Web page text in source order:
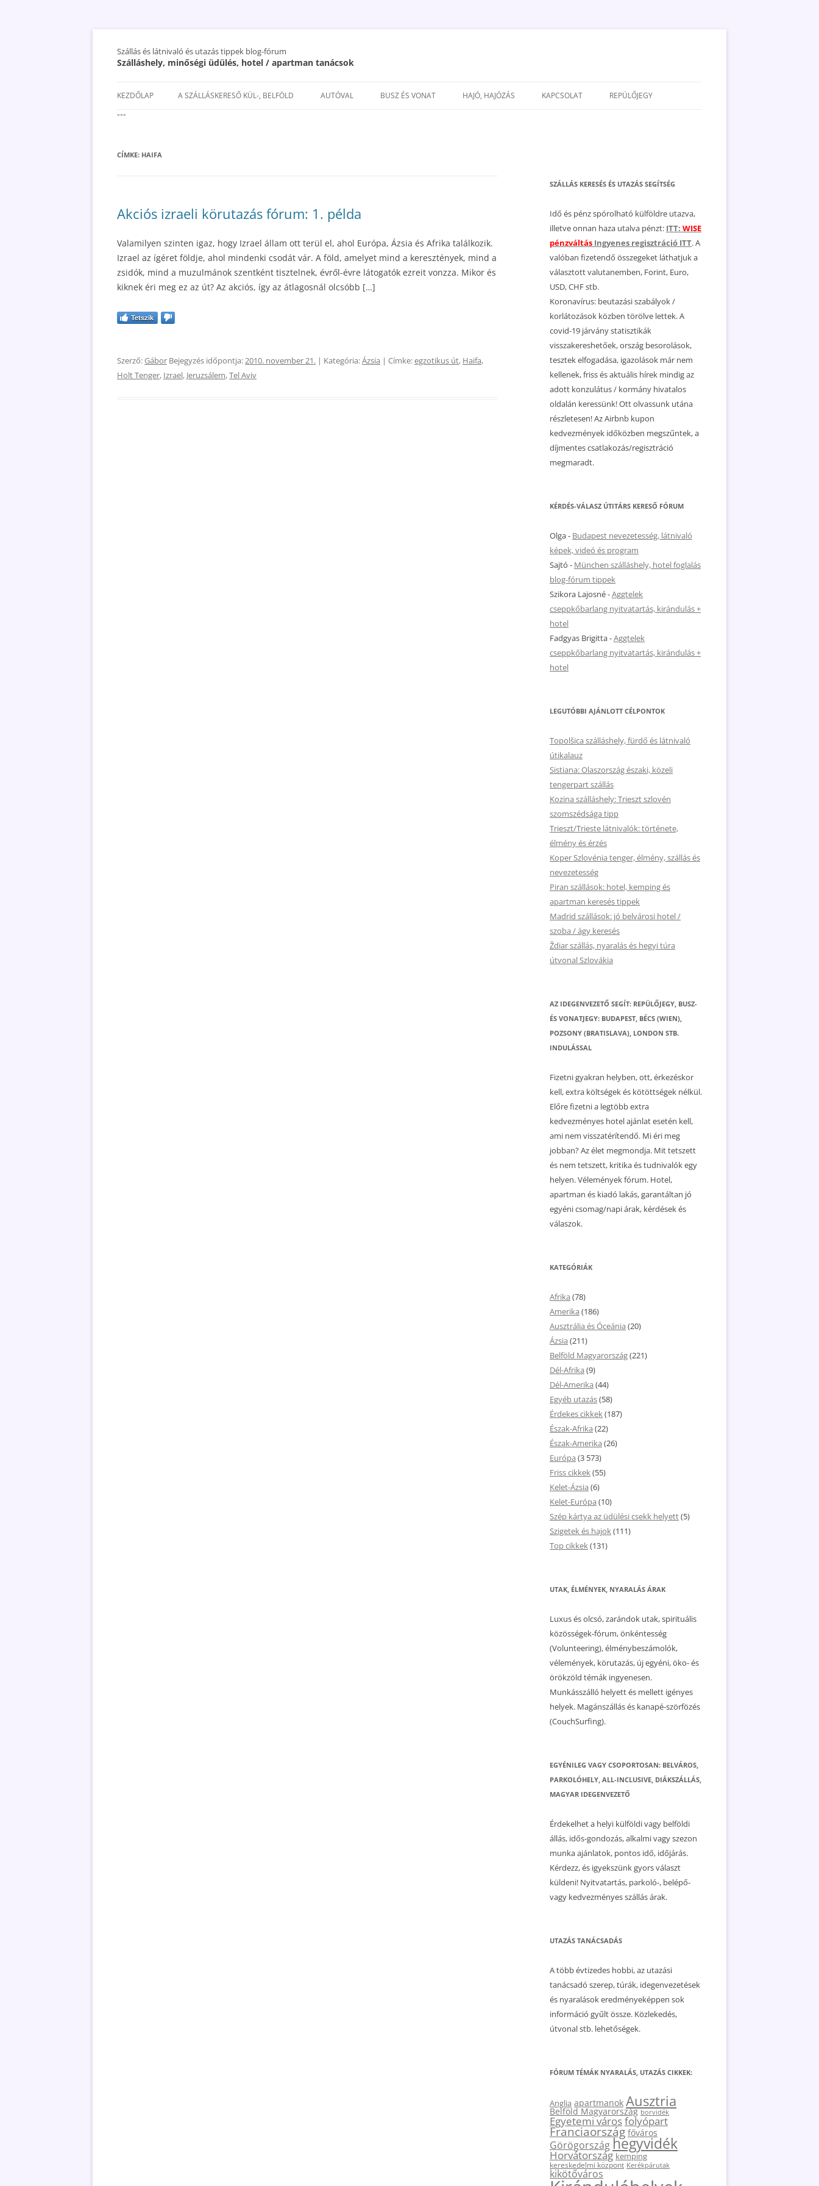
Szállás és látnivaló és utazás tippek blog-fórum
Szálláshely, minőségi üdülés, hotel / apartman tanácsok
a
KEZDŐLAP A SZÁLLÁSKERESŐ KÜL-, BELFÖLD AUTÓVAL BUSZ ÉS VONAT HAJÓ, HAJÓZÁS KAPCSOLAT REPÜLŐJEGY
---
CÍMKE: HAIFA
Akciós izraeli körutazás fórum: 1. példa
Valamilyen szinten igaz, hogy Izrael állam ott terül el, ahol Európa, Ázsia és Afrika találkozik.
Izrael az ígéret földje, ahol mindenki csodát vár. A föld, amelyet mind a keresztények, mind a
zsidók, mind a muzulmánok szentként tisztelnek, évről-évre látogatók ezreit vonzza. Mikor és
kiknek éri meg ez az út? Az akciós, így az átlagosnál olcsóbb […]
Tetszik
Szerző:Gábor Bejegyzés időpontja:2010. november 21. | Kategória:Ázsia | Címke:egzotikus út, Haifa,
Holt Tenger, Izrael, Jeruzsálem,Tel Aviv
SZÁLLÁS KERESÉS ÉS UTAZÁS SEGÍTSÉG
Idő és pénz spórolható külföldre utazva,
illetve onnan haza utalva pénzt: ITT: WISE
pénzváltás Ingyenes regisztráció ITT. A
valóban fizetendő összegeket láthatjuk a
választott valutanemben, Forint, Euro,
USD, CHF stb.
Koronavírus: beutazási szabályok /
korlátozások közben törölve lettek. A
covid-19 járvány statisztikák
visszakereshetőek, ország besorolások,
tesztek elfogadása, igazolások már nem
kellenek, friss és aktuális hírek mindig az
adott konzulátus / kormány hivatalos
oldalán keressünk! Ott olvassunk utána
részletesen! Az Airbnb kupon
kedvezmények időközben megszűntek, a
díjmentes csatlakozás/regisztráció
megmaradt.
KÉRDÉS-VÁLASZ ÚTITÁRS KERESŐ FÓRUM
Olga- Budapest nevezetesség, látnivaló
képek, videó és program
Sajtó - München szálláshely, hotel foglalás
blog-fórum tippek
Szikora Lajosné-Aggtelek
cseppkőbarlang nyitvatartás, kirándulás +
hotel
Fadgyas Brigitta-Aggtelek
cseppkőbarlang nyitvatartás, kirándulás +
hotel
LEGUTÓBBI AJÁNLOTT CÉLPONTOK
Topolšica szálláshely, fürdő és látnivaló
útikalauz
Sistiana: Olaszország északi, közeli
tengerpart szállás
Kozina szálláshely: Trieszt szlovén
szomszédsága tipp
Trieszt/Trieste látnivalók: története,
élmény és érzés
Koper Szlovénia tenger, élmény, szállás és
nevezetesség
Piran szállások: hotel, kemping és
apartman keresés tippek
Madrid szállások: jó belvárosi hotel /
szoba / ágy keresés
Ždiar szállás, nyaralás és hegyi túra
útvonal Szlovákia
AZ IDEGENVEZETŐ SEGÍT: REPÜLŐJEGY, BUSZ-
ÉS VONATJEGY: BUDAPEST, BÉCS (WIEN),
POZSONY (BRATISLAVA), LONDON STB.
INDULÁSSAL
Fizetni gyakran helyben, ott, érkezéskor
kell, extra költségek és kötöttségek nélkül.
Előre fizetni a legtöbb extra
kedvezményes hotel ajánlat esetén kell,
ami nem visszatérítendő. Mi éri meg
jobban? Az élet megmondja. Mit tetszett
és nem tetszett, kritika és tudnivalók egy
helyen. Vélemények fórum. Hotel,
apartman és kiadó lakás, garantáltan jó
egyéni csomag/napi árak, kérdések és
válaszok.
KATEGÓRIÁK
Afrika (78)
Amerika (186)
Ausztrália és Óceánia (20)
Ázsia (211)
Belföld Magyarország(221)
Dél-Afrika (9)
Dél-Amerika (44)
Egyéb utazás(58)
Érdekes cikkek(187)
Észak-Afrika (22)
Észak-Amerika (26)
Európa (3 573)
Friss cikkek(55)
Kelet-Ázsia (6)
Kelet-Európa (10)
Szép kártya az üdülési csekk helyett(5)
Szigetek és hajok(111)
Top cikkek(131)
UTAK, ÉLMÉNYEK, NYARALÁS ÁRAK
Luxus és olcsó, zarándok utak, spirituális
közösségek-fórum, önkéntesség
(Volunteering), élménybeszámolók,
vélemények, körutazás, új egyéni, öko- és
örökzöld témák ingyenesen.
Munkásszálló helyett és mellett igényes
helyek. Magánszállás és kanapé-szörfözés
(CouchSurfing).
EGYÉNILEG VAGY CSOPORTOSAN: BELVÁROS,
PARKOLÓHELY, ALL-INCLUSIVE, DIÁKSZÁLLÁS,
MAGYAR IDEGENVEZETŐ
Érdekelhet a helyi külföldi vagy belföldi
állás, idős-gondozás, alkalmi vagy szezon
munka ajánlatok, pontos idő, időjárás.
Kérdezz, és igyekszünk gyors választ
küldeni! Nyitvatartás, parkoló-, belépő-
vagy kedvezményes szállás árak.
UTAZÁS TANÁCSADÁS
A több évtizedes hobbi, az utazási
tanácsadó szerep, túrák, idegenvezetések
és nyaralások eredményeképpen sok
információ gyűlt össze. Közlekedés,
útvonal stb. lehetőségek.
FÓRUM TÉMÁK NYARALÁS, UTAZÁS CIKKEK:
Anglia apartmanok Ausztria
Belföld Magyarország borvidék
Egyetemi városfolyópart
Franciaország főváros
Görögországhegyvidék
Horvátország kemping
kereskedelmi központ Kerékpárutak
kikötőváros